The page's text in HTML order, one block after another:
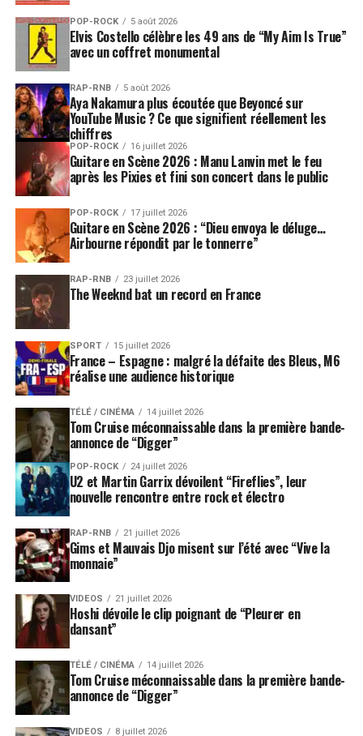
POP-ROCK 5 août 2026
Elvis Costello célèbre les 49 ans de “My Aim Is True”
avec un coffret monumental
RAP-RNB 5 août 2026
Aya Nakamura plus écoutée que Beyoncé sur
YouTube Music ? Ce que signifient réellement les
chiffres
POP-ROCK 16 juillet 2026
Guitare en Scène 2026 : Manu Lanvin met le feu
après les Pixies et fini son concert dans le public
POP-ROCK 17 juillet 2026
Guitare en Scène 2026 : “Dieu envoya le déluge…
Airbourne répondit par le tonnerre”
RAP-RNB 23 juillet 2026
The Weeknd bat un record en France
SPORT 15 juillet 2026
France – Espagne : malgré la défaite des Bleus, M6
réalise une audience historique
TÉLÉ / CINÉMA 14 juillet 2026
Tom Cruise méconnaissable dans la première bande-
annonce de “Digger”
POP-ROCK 24 juillet 2026
U2 et Martin Garrix dévoilent “Fireflies”, leur
nouvelle rencontre entre rock et électro
RAP-RNB 21 juillet 2026
Gims et Mauvais Djo misent sur l’été avec “Vive la
monnaie”
VIDEOS 21 juillet 2026
Hoshi dévoile le clip poignant de “Pleurer en
dansant”
TÉLÉ / CINÉMA 14 juillet 2026
Tom Cruise méconnaissable dans la première bande-
annonce de “Digger”
VIDEOS 8 juillet 2026